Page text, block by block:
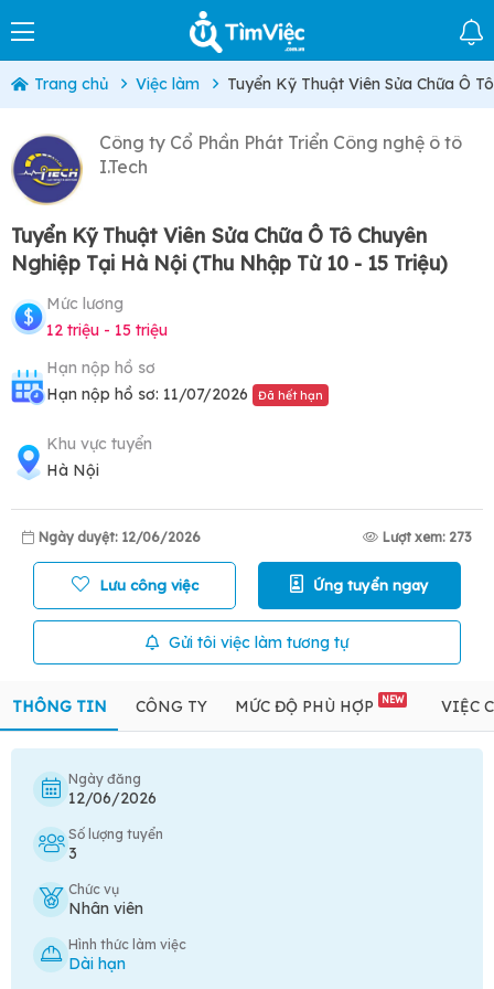
Trang chủ Việc làm Tuyển Kỹ Thuật Viên Sửa Chữa Ô
Công ty Cổ Phần Phát Triển Công nghệ ô tô
I.Tech
Tuyển Kỹ Thuật Viên Sửa Chữa Ô Tô Chuyên
Nghiệp Tại Hà Nội (Thu Nhập Từ 10 - 15 Triệu)
Mức lương
12 triệu - 15 triệu
Hạn nộp hồ sơ
Hạn nộp hồ sơ: 11/07/2026
Đã hết hạn
Khu vực tuyển
Hà Nội
Ngày duyệt: 12/06/2026 Lượt xem: 273
Lưu công việc Ứng tuyển ngay
Gửi tôi việc làm tương tự
THÔNG TIN CÔNG TY MỨC ĐỘ PHÙ HỢP NEW VIỆC
Ngày đăng
12/06/2026
Số lượng tuyển
3
Chức vụ
Nhân viên
Hình thức làm việc
Dài hạn